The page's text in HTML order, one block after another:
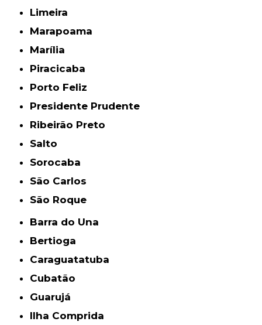
Limeira
Marapoama
Marília
Piracicaba
Porto Feliz
Presidente Prudente
Ribeirão Preto
Salto
Sorocaba
São Carlos
São Roque
Barra do Una
Bertioga
Caraguatatuba
Cubatão
Guarujá
Ilha Comprida